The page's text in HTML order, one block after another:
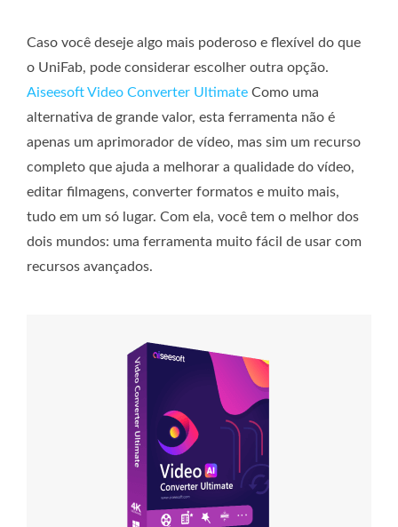
Caso você deseje algo mais poderoso e flexível do que
o UniFab, pode considerar escolher outra opção.
Aiseesoft Video Converter Ultimate Como uma
alternativa de grande valor, esta ferramenta não é
apenas um aprimorador de vídeo, mas sim um recurso
completo que ajuda a melhorar a qualidade do vídeo,
editar filmagens, converter formatos e muito mais,
tudo em um só lugar. Com ela, você tem o melhor dos
dois mundos: uma ferramenta muito fácil de usar com
recursos avançados.